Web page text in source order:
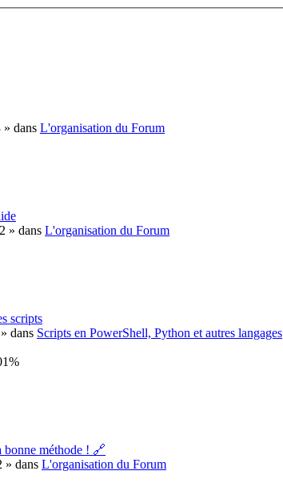
» dans L'organisation du Forum
» dans L'organisation du Forum
scripts
» dans Scripts en PowerShell, Python et autres langages
bonne méthode ! 🔗
» dans L'organisation du Forum